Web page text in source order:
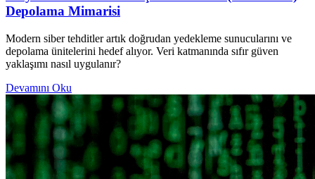
Depolama Mimarisi
Modern siber tehditler artık doğrudan yedekleme sunucularını ve
depolama ünitelerini hedef alıyor. Veri katmanında sıfır güven
yaklaşımı nasıl uygulanır?
Devamını Oku